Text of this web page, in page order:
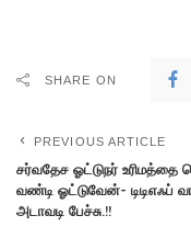
SHARE ON
PREVIOUS ARTICLE
சர்வதேச ஓட்டுநர் உரிமத்தை
வண்டி ஓட்டுவேன்- டிடிஎஃப்
அடாவடி பேச்சு.!!